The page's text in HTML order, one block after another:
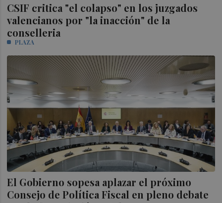
CSIF critica "el colapso" en los juzgados
valencianos por "la inacción" de la
conselleria
PLAZA
El Gobierno sopesa aplazar el próximo
Consejo de Política Fiscal en pleno debate